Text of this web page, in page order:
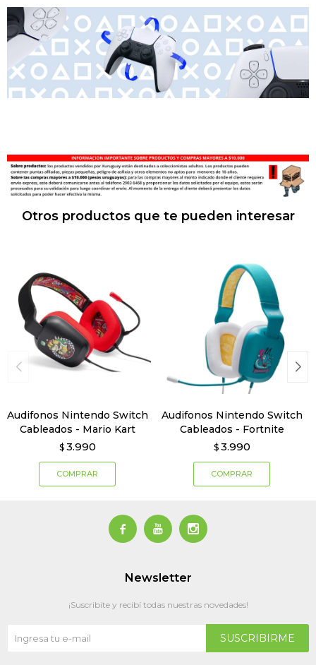
Otros productos que te pueden interesar
Audifonos Nintendo Switch
Cableados - Mario Kart
$ 3.990
Audifonos Nintendo Switch
Cableados - Fortnite
$ 3.990
  
Newsletter
¡Suscribite y recibí todas nuestras novedades!
SUSCRIBIRME